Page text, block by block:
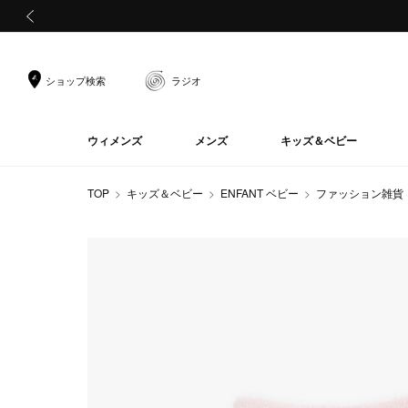
ショップ検索 ラジオ
ウィメンズ メンズ キッズ＆ベビー
TOP キッズ＆ベビー ENFANT ベビー ファッション雑貨